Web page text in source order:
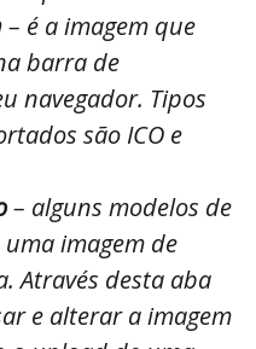
– é a imagem que
barra de
navegador. Tipos
são ICO e
– alguns modelos de
imagem de
Através desta aba
e alterar a imagem